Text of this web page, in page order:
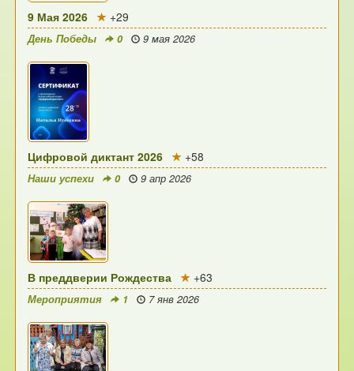
9 Мая 2026 +29
День Победы 0 9 мая 2026
Цифровой диктант 2026 +58
Наши успехи 0 9 апр 2026
В преддверии Рождества +63
Мероприятия 1 7 янв 2026